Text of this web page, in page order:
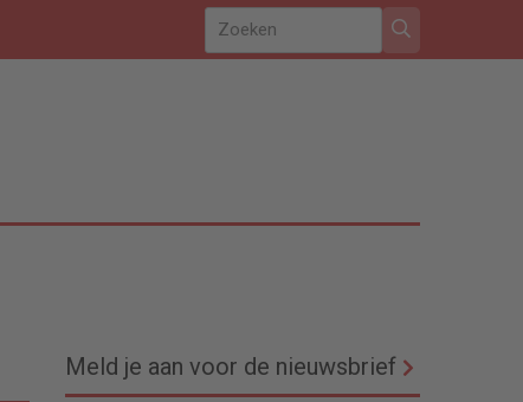
Meld je aan voor de nieuwsbrief